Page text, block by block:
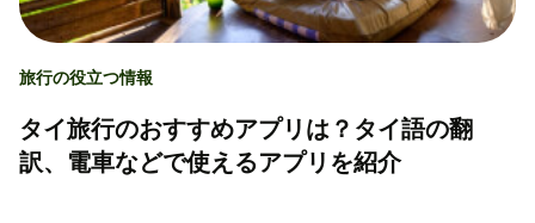
旅行の役立つ情報
タイ旅行のおすすめアプリは？タイ語の翻
訳、電車などで使えるアプリを紹介